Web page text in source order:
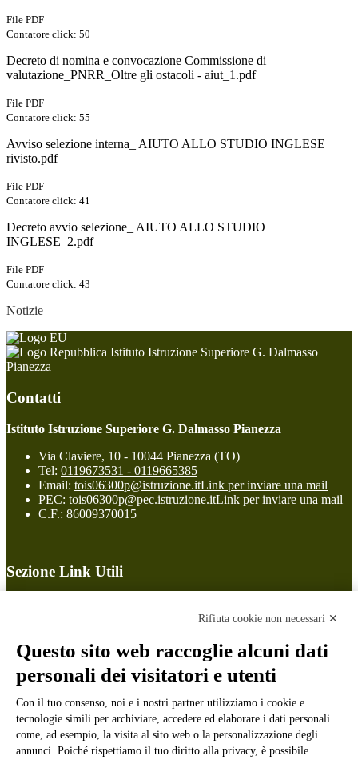
File PDF
Contatore click: 50
Decreto di nomina e convocazione Commissione di
valutazione_PNRR_Oltre gli ostacoli - aiut_1.pdf
File PDF
Contatore click: 55
Avviso selezione interna_ AIUTO ALLO STUDIO INGLESE
rivisto.pdf
File PDF
Contatore click: 41
Decreto avvio selezione_ AIUTO ALLO STUDIO
INGLESE_2.pdf
File PDF
Contatore click: 43
Notizie
Istituto Istruzione Superiore G. Dalmasso
Pianezza
Contatti
Istituto Istruzione Superiore G. Dalmasso Pianezza
Via Claviere, 10 - 10044 Pianezza (TO)
Tel: 0119673531 - 0119665385
Email: tois06300p@istruzione.itLink per inviare una mail
PEC: tois06300p@pec.istruzione.itLink per inviare una mail
C.F.: 86009370015
Sezione Link Utili
Ufficio Relazioni con il Pubblico
Dichiarazione di accessibilità
Obiettivi di accessibilità
Gestione consensi cookie
Amministrazione trasparente
Pagina visualizzata
560 volte
Rifiuta cookie non necessari ✕
Questo sito web raccoglie alcuni dati
personali dei visitatori e utenti
Con il tuo consenso, noi e i nostri partner utilizziamo i cookie e
tecnologie simili per archiviare, accedere ed elaborare i dati personali
come, ad esempio, la visita al sito web o la personalizzazione degli
annunci. Poiché rispettiamo il tuo diritto alla privacy, è possibile